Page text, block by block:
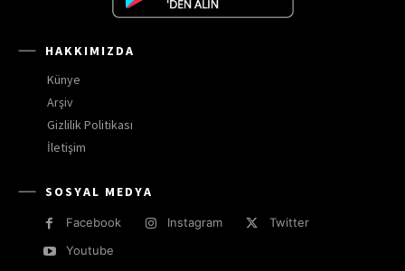
HAKKIMIZDA
Künye
Arşiv
Gizlilik Politikası
İletişim
SOSYAL MEDYA
Facebook Instagram
Twitter
Youtube